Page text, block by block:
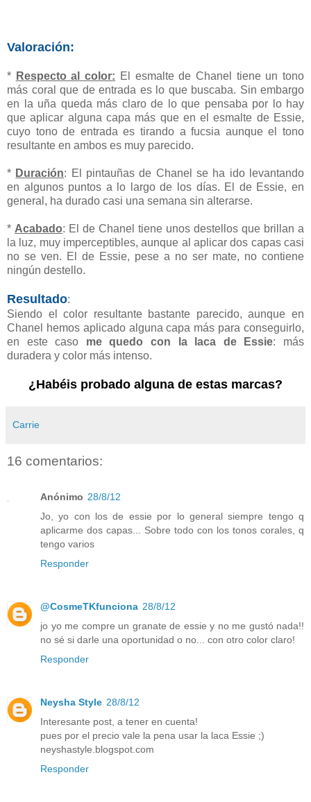
Valoración:
* Respecto al color: El esmalte de Chanel tiene un tono
más coral que de entrada es lo que buscaba. Sin embargo
en la uña queda más claro de lo que pensaba por lo hay
que aplicar alguna capa más que en el esmalte de Essie,
cuyo tono de entrada es tirando a fucsia aunque el tono
resultante en ambos es muy parecido.
* Duración: El pintauñas de Chanel se ha ido levantando
en algunos puntos a lo largo de los días. El de Essie, en
general, ha durado casi una semana sin alterarse.
* Acabado: El de Chanel tiene unos destellos que brillan a
la luz, muy imperceptibles, aunque al aplicar dos capas casi
no se ven. El de Essie, pese a no ser mate, no contiene
ningún destello.
Resultado:
Siendo el color resultante bastante parecido, aunque en
Chanel hemos aplicado alguna capa más para conseguirlo,
en este caso me quedo con la laca de Essie: más
duradera y color más intenso.
¿Habéis probado alguna de estas marcas?
Carrie
16 comentarios:
Anónimo 28/8/12
Jo, yo con los de essie por lo general siempre tengo q
aplicarme dos capas... Sobre todo con los tonos corales, q
tengo varios
Responder
@CosmeTKfunciona 28/8/12
jo yo me compre un granate de essie y no me gustó nada!!
no sé si darle una oportunidad o no... con otro color claro!
Responder
Neysha Style 28/8/12
Interesante post, a tener en cuenta!
pues por el precio vale la pena usar la laca Essie ;)
neyshastyle.blogspot.com
Responder